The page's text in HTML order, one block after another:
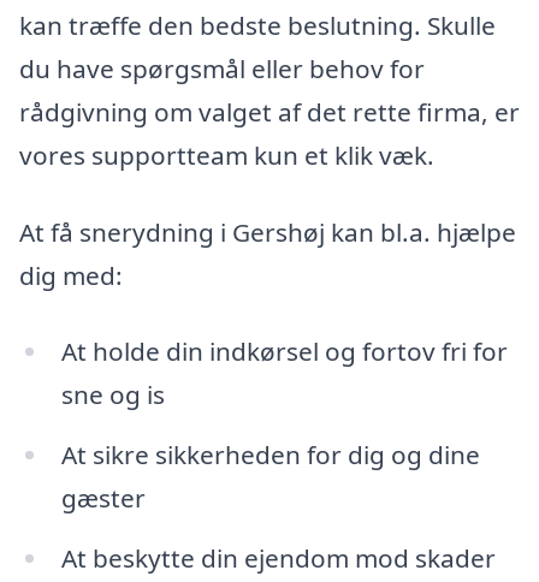
kan træffe den bedste beslutning. Skulle
du have spørgsmål eller behov for
rådgivning om valget af det rette firma, er
vores supportteam kun et klik væk.
At få snerydning i Gershøj kan bl.a. hjælpe
dig med:
At holde din indkørsel og fortov fri for
sne og is
At sikre sikkerheden for dig og dine
gæster
At beskytte din ejendom mod skader